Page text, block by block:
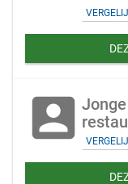
account_box